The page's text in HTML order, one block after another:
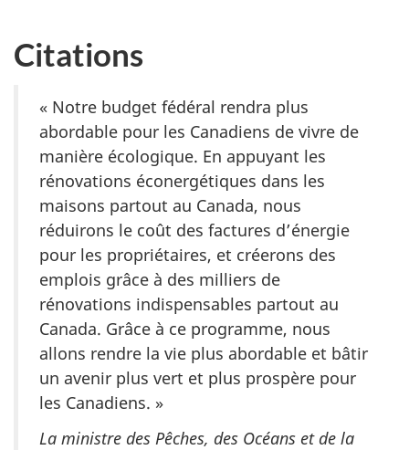
Citations
« Notre budget fédéral rendra plus
abordable pour les Canadiens de vivre de
manière écologique. En appuyant les
rénovations éconergétiques dans les
maisons partout au Canada, nous
réduirons le coût des factures d’énergie
pour les propriétaires, et créerons des
emplois grâce à des milliers de
rénovations indispensables partout au
Canada. Grâce à ce programme, nous
allons rendre la vie plus abordable et bâtir
un avenir plus vert et plus prospère pour
les Canadiens. »
La ministre des Pêches, des Océans et de la